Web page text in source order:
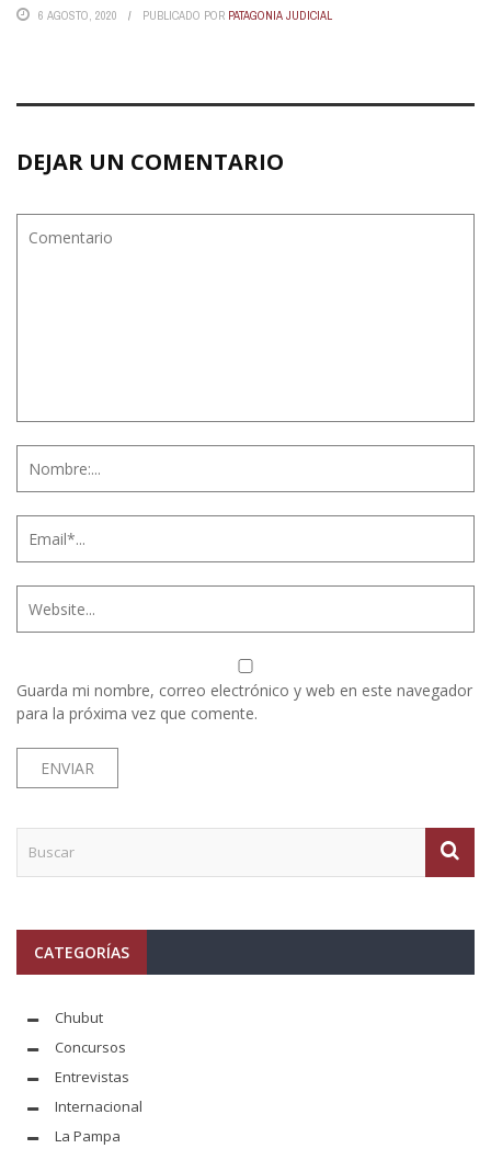
6 AGOSTO, 2020 PUBLICADO POR PATAGONIA JUDICIAL
DEJAR UN COMENTARIO
Guarda mi nombre, correo electrónico y web en este navegador
para la próxima vez que comente.
CATEGORÍAS
Chubut
Concursos
Entrevistas
Internacional
La Pampa